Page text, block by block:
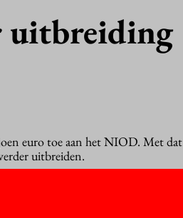
uitbreiding
euro toe aan het NIOD. Met dat
uitbreiden.
gepresenteerd in Berlijn.